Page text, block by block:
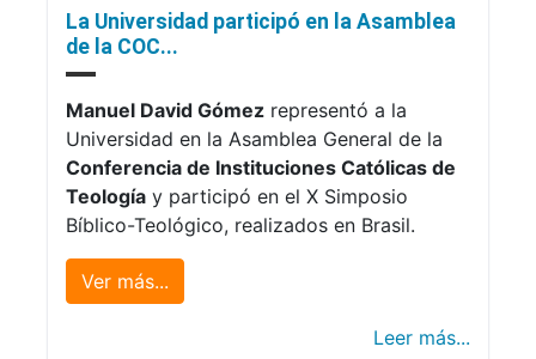
La Universidad participó en la Asamblea
de la COC...
Manuel David Gómez representó a la
Universidad en la Asamblea General de la
Conferencia de Instituciones Católicas de
Teología y participó en el X Simposio
Bíblico-Teológico, realizados en Brasil.
Ver más...
Leer más...